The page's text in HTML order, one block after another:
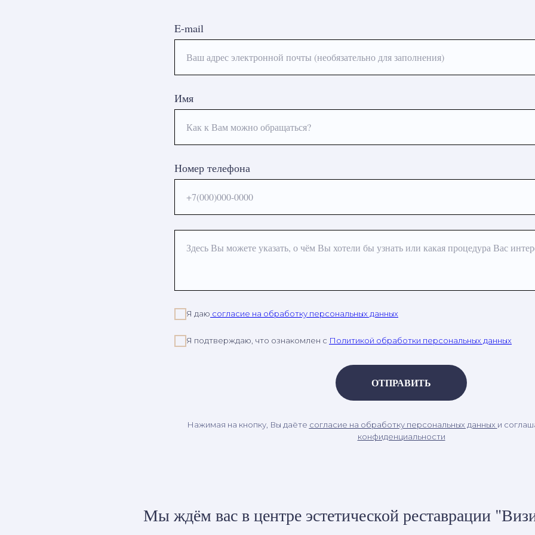
E-mail
Ваш адрес электронной почты (необязательно для заполнения)
Имя
Как к Вам можно обращаться?
Номер телефона
+7(000)000-0000
Здесь Вы можете указать, о чём Вы хотели бы узнать или какая процедура Вас
Я даю согласие на обработку персональных данных
Я подтверждаю, что ознакомлен с Политикой обработки персональных данных
ОТПРАВИТЬ
Нажимая на кнопку, Вы даёте согласие на обработку персональных данных и
конфиденциальности
Мы ждём вас в центре эстетической реставрации